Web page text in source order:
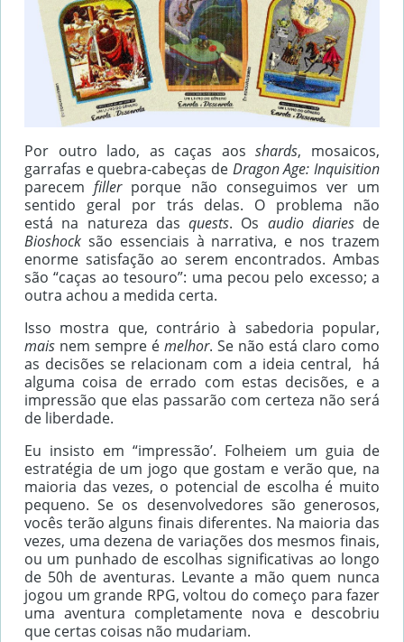
Por outro lado, as caças aosshards, mosaicos,
garrafas e quebra-cabeças de Dragon Age: Inquisition
parecemfiller porque não conseguimos ver um
sentido geral por trás delas. O problema não
está na natureza das quests. Os audio diaries de
Bioshock são essenciais à narrativa, e nos trazem
enorme satisfação ao serem encontrados. Ambas
são “caças ao tesouro”: uma pecou pelo excesso; a
outra achou a medida certa.
Isso mostra que, contrário à sabedoria popular,
mais nem sempre é melhor. Se não está claro como
as decisões se relacionam com a ideia central, há
alguma coisa de errado com estas decisões, e a
impressão que elas passarão com certeza não será
de liberdade.
Eu insisto em “impressão’. Folheiem um guia de
estratégia de um jogo que gostam e verão que, na
maioria das vezes, o potencial de escolha é muito
pequeno. Se os desenvolvedores são generosos,
vocês terão alguns finais diferentes. Na maioria das
vezes, uma dezena de variações dos mesmos finais,
ou um punhado de escolhas significativas ao longo
de 50h de aventuras. Levante a mão quem nunca
jogou um grande RPG, voltou do começo para fazer
uma aventura completamente nova e descobriu
que certas coisas não mudariam.